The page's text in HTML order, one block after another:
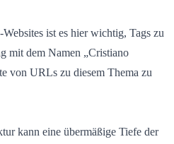
ist es hier wichtig, Tags zu
mit dem Namen „Cristiano
von URLs zu diesem Thema zu
kann eine übermäßige Tiefe der